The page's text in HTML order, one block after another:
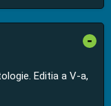
-
Editia a V-a,